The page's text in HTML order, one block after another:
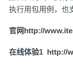
执行用包用例，也
官网http://
在线体验1 http://